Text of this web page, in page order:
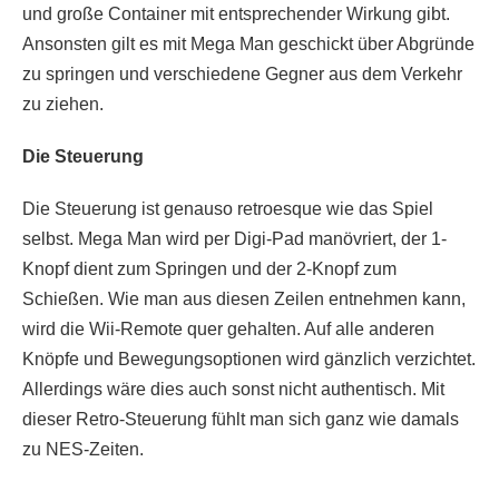
und große Container mit entsprechender Wirkung gibt.
Ansonsten gilt es mit Mega Man geschickt über Abgründe
zu springen und verschiedene Gegner aus dem Verkehr
zu ziehen.
Die Steuerung
Die Steuerung ist genauso retroesque wie das Spiel
selbst. Mega Man wird per Digi-Pad manövriert, der 1-
Knopf dient zum Springen und der 2-Knopf zum
Schießen. Wie man aus diesen Zeilen entnehmen kann,
wird die Wii-Remote quer gehalten. Auf alle anderen
Knöpfe und Bewegungsoptionen wird gänzlich verzichtet.
Allerdings wäre dies auch sonst nicht authentisch. Mit
dieser Retro-Steuerung fühlt man sich ganz wie damals
zu NES-Zeiten.